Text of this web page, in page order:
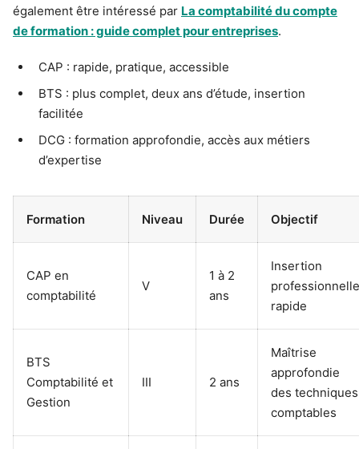
également être intéressé par La comptabilité du compte
de formation : guide complet pour entreprises.
CAP : rapide, pratique, accessible
BTS : plus complet, deux ans d’étude, insertion
facilitée
DCG : formation approfondie, accès aux métiers
d’expertise
Formation Niveau Durée Objectif
CAP en
comptabilité
V
1 à 2
ans
Insertion
professionnelle
rapide
BTS
Comptabilité et
Gestion
III 2 ans
Maîtrise
approfondie
des techniques
comptables